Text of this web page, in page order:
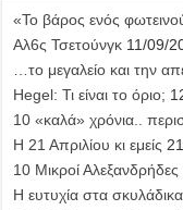
«Το βάρος ενός
Αλ6ς Τσετούνγκ 11/09/
…το μεγαλείο και την
Hegel: Τι είναι το όριο;
10 «καλά» χρόνια..
Η 21 Απριλίου κι εμείς
10 Μικροί Αλεξανδρήδες
Η ευτυχία στα